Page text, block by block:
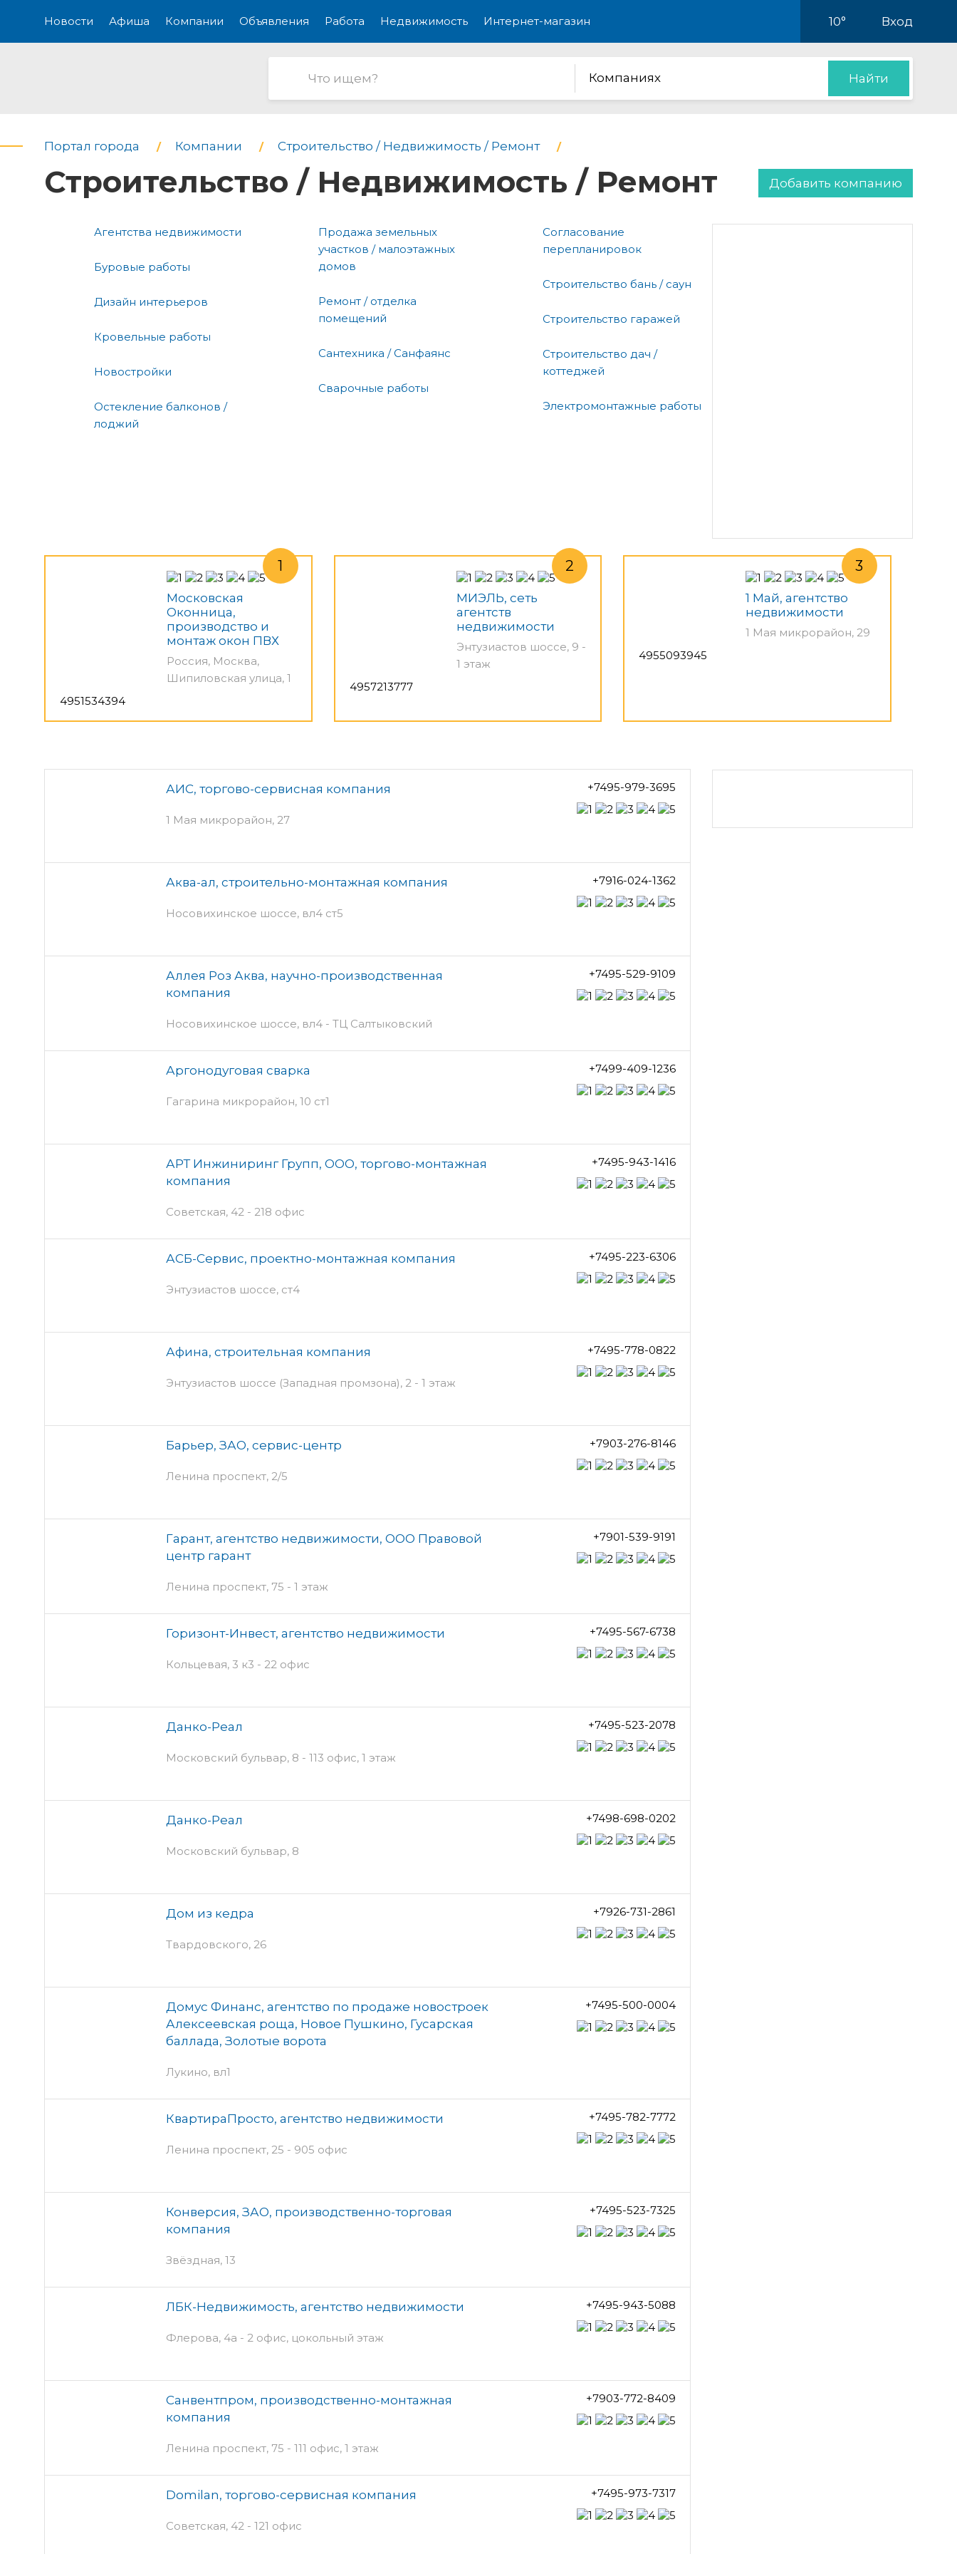
Новости Афиша Компании Объявления Работа Недвижимость Интернет-магазин 10° Вход
Компаниях Найти
Портал города Компании Строительство / Недвижимость / Ремонт
Строительство / Недвижимость / Ремонт Добавить компанию
Агентства недвижимости
Буровые работы
Дизайн интерьеров
Кровельные работы
Новостройки
Остекление балконов /
лоджий
Продажа земельных
участков / малоэтажных
домов
Ремонт / отделка
помещений
Сантехника / Санфаянс
Сварочные работы
Согласование
перепланировок
Строительство бань / саун
Строительство гаражей
Строительство дач /
коттеджей
Электромонтажные работы
Московская
Оконница,
производство и
монтаж окон ПВХ
Россия, Москва,
Шипиловская улица, 1
4951534394
МИЭЛЬ, сеть
агентств
недвижимости
Энтузиастов шоссе, 9 -
1 этаж
4957213777
1 Май, агентство
недвижимости
1 Мая микрорайон, 29
4955093945
АИС, торгово-сервисная компания
1 Мая микрорайон, 27
+7495-979-3695
Аква-ал, строительно-монтажная компания
Носовихинское шоссе, вл4 ст5
+7916-024-1362
Аллея Роз Аква, научно-производственная
компания
Носовихинское шоссе, вл4 - ТЦ Салтыковский
+7495-529-9109
Аргонодуговая сварка
Гагарина микрорайон, 10 ст1
+7499-409-1236
АРТ Инжиниринг Групп, ООО, торгово-монтажная
компания
Советская, 42 - 218 офис
+7495-943-1416
АСБ-Сервис, проектно-монтажная компания
Энтузиастов шоссе, ст4
+7495-223-6306
Афина, строительная компания
Энтузиастов шоссе (Западная промзона), 2 - 1 этаж
+7495-778-0822
Барьер, ЗАО, сервис-центр
Ленина проспект, 2/5
+7903-276-8146
Гарант, агентство недвижимости, ООО Правовой
центр гарант
Ленина проспект, 75 - 1 этаж
+7901-539-9191
Горизонт-Инвест, агентство недвижимости
Кольцевая, 3 к3 - 22 офис
+7495-567-6738
Данко-Реал
Московский бульвар, 8 - 113 офис, 1 этаж
+7495-523-2078
Данко-Реал
Московский бульвар, 8
+7498-698-0202
Дом из кедра
Твардовского, 26
+7926-731-2861
Домус Финанс, агентство по продаже новостроек
Алексеевская роща, Новое Пушкино, Гусарская
баллада, Золотые ворота
Лукино, вл1
+7495-500-0004
КвартираПросто, агентство недвижимости
Ленина проспект, 25 - 905 офис
+7495-782-7772
Конверсия, ЗАО, производственно-торговая
компания
Звёздная, 13
+7495-523-7325
ЛБК-Недвижимость, агентство недвижимости
Флерова, 4а - 2 офис, цокольный этаж
+7495-943-5088
Санвентпром, производственно-монтажная
компания
Ленина проспект, 75 - 111 офис, 1 этаж
+7903-772-8409
Domilan, торгово-сервисная компания
Советская, 42 - 121 офис
+7495-973-7317